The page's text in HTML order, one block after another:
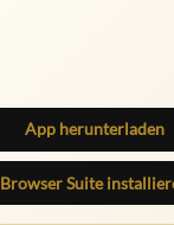
App herunterladen
Browser Suite